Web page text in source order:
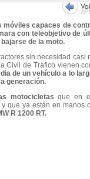
móviles capaces de
con teleobjetivo de
de la moto.
sin necesidad casi
Civil de Tráfico vienen
de un vehículo a lo
generación.
motocicletas que en
que ya están en manos
R 1200 RT.